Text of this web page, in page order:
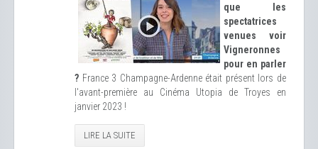
que les
spectatrices
venues voir
Vigneronnes
pour en parler
? France 3 Champagne-Ardenne était présent lors de
l'avant-première au Cinéma Utopia de Troyes en
janvier 2023 !
LIRE LA SUITE